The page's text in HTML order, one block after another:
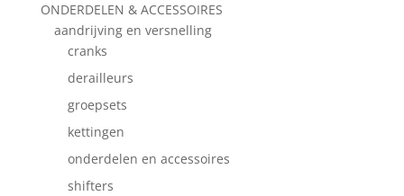
ONDERDELEN & ACCESSOIRES
aandrijving en versnelling
cranks
derailleurs
groepsets
kettingen
onderdelen en accessoires
shifters